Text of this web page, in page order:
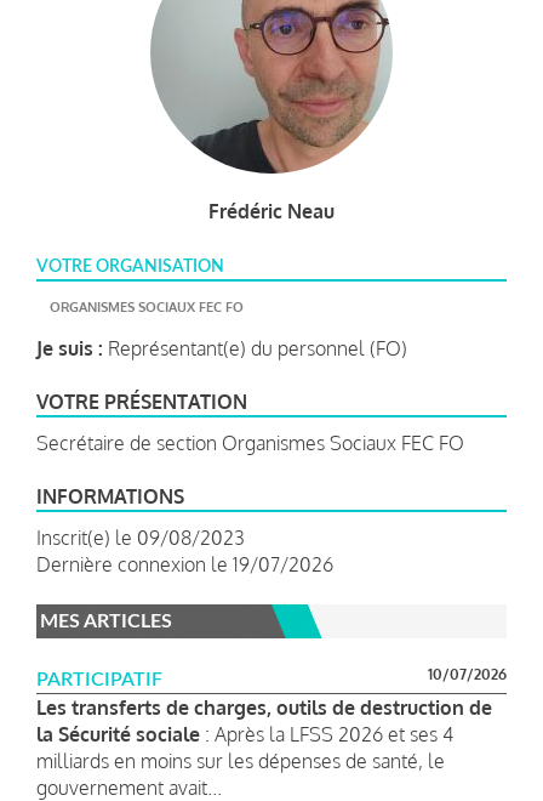
Frédéric Neau
VOTRE ORGANISATION
ORGANISMES SOCIAUX FEC FO
Je suis : Représentant(e) du personnel (FO)
VOTRE PRÉSENTATION
Secrétaire de section Organismes Sociaux FEC FO
INFORMATIONS
Inscrit(e) le 09/08/2023
Dernière connexion le 19/07/2026
MES ARTICLES
PARTICIPATIF 10/07/2026
Les transferts de charges, outils de destruction de
la Sécurité sociale : Après la LFSS 2026 et ses 4
milliards en moins sur les dépenses de santé, le
gouvernement avait...